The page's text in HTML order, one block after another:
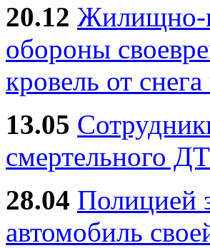
20.12 Жилищно-
обороны
кровель от
13.05
смертельного
28.04 Полицией
автомобиль